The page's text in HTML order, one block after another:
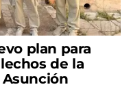
plan para
de la